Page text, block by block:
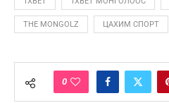
THE MONGOLZ ЦАХИМ СПОРТ
0